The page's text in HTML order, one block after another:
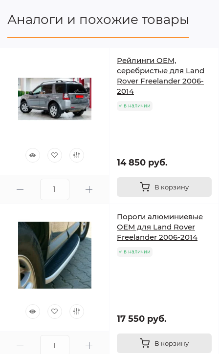
Аналоги и похожие товары
Рейлинги OEM,
серебристые для Land
Rover Freelander 2006-
2014
в наличии
14 850 руб.
В корзину
Пороги алюминиевые
ОЕМ для Land Rover
Freelander 2006-2014
в наличии
17 550 руб.
В корзину